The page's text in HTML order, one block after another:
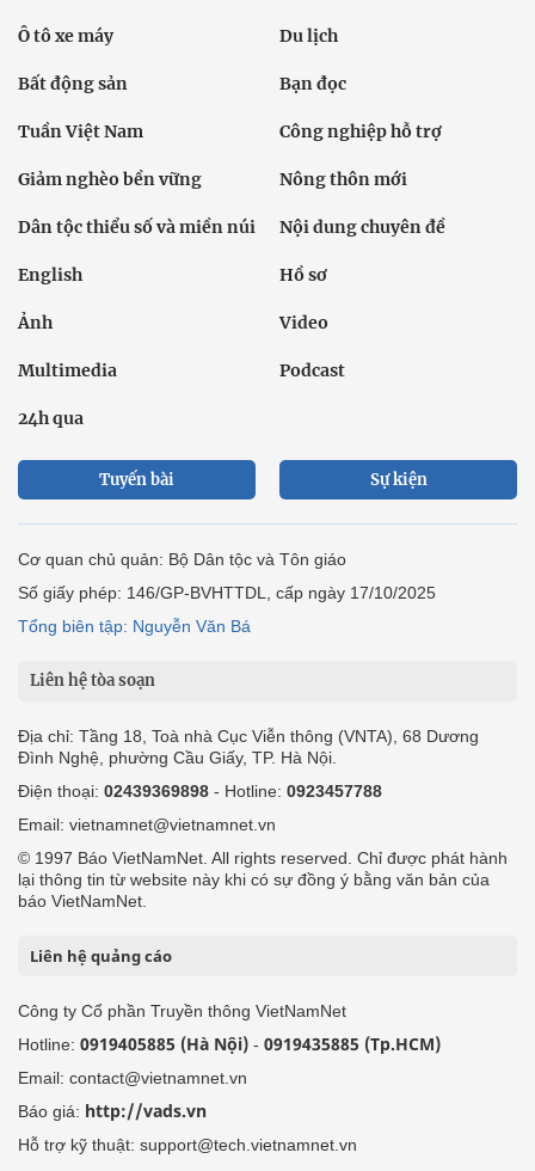
Ô tô xe máy Du lịch
Bất động sản Bạn đọc
Tuần Việt Nam Công nghiệp hỗ trợ
Giảm nghèo bền vững Nông thôn mới
Dân tộc thiểu số và miền núi Nội dung chuyên đề
English Hồ sơ
Ảnh Video
Multimedia Podcast
24h qua
Tuyến bài Sự kiện
Cơ quan chủ quản: Bộ Dân tộc và Tôn giáo
Số giấy phép: 146/GP-BVHTTDL, cấp ngày 17/10/2025
Tổng biên tập: Nguyễn Văn Bá
Liên hệ tòa soạn
Địa chỉ: Tầng 18, Toà nhà Cục Viễn thông (VNTA), 68 Dương
Đình Nghệ, phường Cầu Giấy, TP. Hà Nội.
Điện thoại: 02439369898 - Hotline: 0923457788
Email: vietnamnet@vietnamnet.vn
© 1997 Báo VietNamNet. All rights reserved. Chỉ được phát hành
lại thông tin từ website này khi có sự đồng ý bằng văn bản của
báo VietNamNet.
Liên hệ quảng cáo
Công ty Cổ phần Truyền thông VietNamNet
Hotline: 0919405885 (Hà Nội) - 0919435885 (Tp.HCM)
Email: contact@vietnamnet.vn
Báo giá: http://vads.vn
Hỗ trợ kỹ thuật: support@tech.vietnamnet.vn